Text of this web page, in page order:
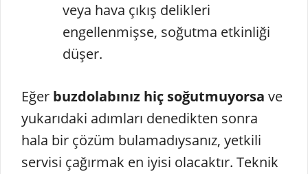
veya hava çıkış delikleri
engellenmişse, soğutma etkinliği
düşer.
Eğer buzdolabınız hiç soğutmuyorsa ve
yukarıdaki adımları denedikten sonra
hala bir çözüm bulamadıysanız, yetkili
servisi çağırmak en iyisi olacaktır. Teknik